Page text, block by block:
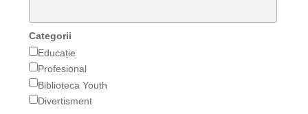
Categorii
Educație
Profesional
Biblioteca Youth
Divertisment